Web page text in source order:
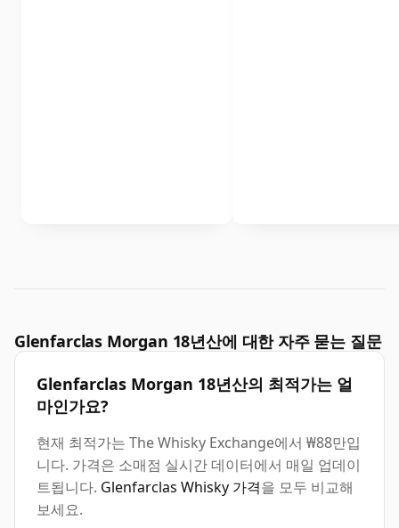
Glenfarclas Morgan 18년산에 대한 자주 묻는 질문
Glenfarclas Morgan 18년산의 최적가는 얼
마인가요?
현재 최적가는 The Whisky Exchange에서 ₩88만입
니다. 가격은 소매점 실시간 데이터에서 매일 업데이
트됩니다. Glenfarclas Whisky 가격을 모두 비교해
보세요.